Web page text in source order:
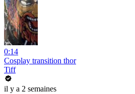
0:14
Cosplay transition thor
Tiff
il y a 2 semaines